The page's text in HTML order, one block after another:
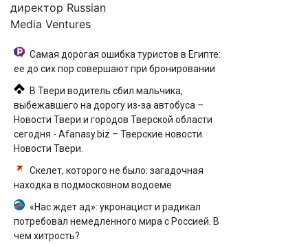
директор Russian
Media Ventures
Самая дорогая ошибка туристов в Египте:
ее до сих пор совершают при бронировании
В Твери водитель сбил мальчика,
выбежавшего на дорогу из-за автобуса –
Новости Твери и городов Тверской области
сегодня - Afanasy.biz – Тверские новости.
Новости Твери.
Скелет, которого не было: загадочная
находка в подмосковном водоеме
«Нас ждет ад»: укронацист и радикал
потребовал немедленного мира с Россией. В
чем хитрость?